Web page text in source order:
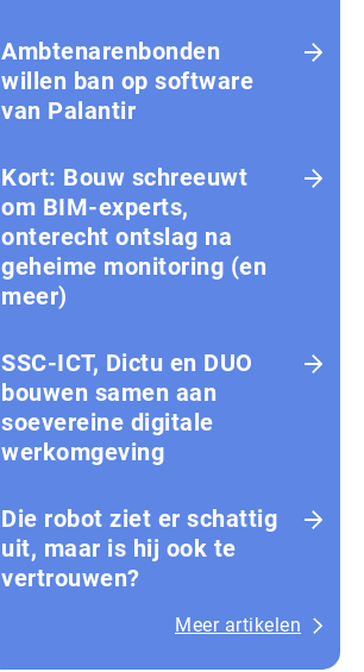
Ambtenarenbonden
willen ban op software
van Palantir
Kort: Bouw schreeuwt
om BIM-experts,
onterecht ontslag na
geheime monitoring (en
meer)
SSC-ICT, Dictu en DUO
bouwen samen aan
soevereine digitale
werkomgeving
Die robot ziet er schattig
uit, maar is hij ook te
vertrouwen?
Meer artikelen